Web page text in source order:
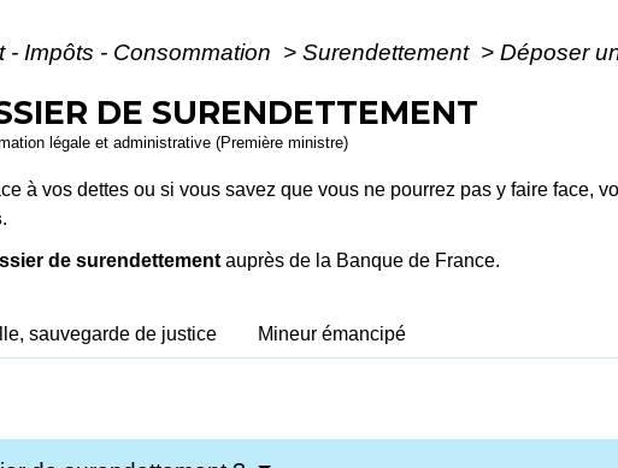
- Impôts - Consommation > Surendettement > Déposer
DE SURENDETTEMENT
légale et administrative (Première ministre)
à vos dettes ou si vous savez que vous ne pourrez pas y faire face,
.
de surendettement auprès de la Banque de France.
sauvegarde de justice Mineur émancipé